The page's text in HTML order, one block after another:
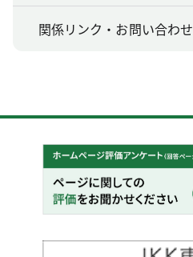
関係リンク・お問い合わせ